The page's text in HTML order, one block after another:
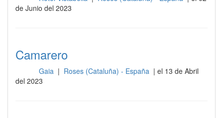
de Junio del 2023
Camarero
Gaia | Roses (Cataluña) - España | el 13 de Abril
del 2023